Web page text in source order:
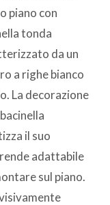
piano con
tonda
da un
a righe bianco
La decorazione
il suo
adattabile
sul piano.